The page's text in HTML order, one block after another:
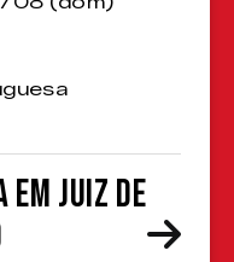
Juiz de